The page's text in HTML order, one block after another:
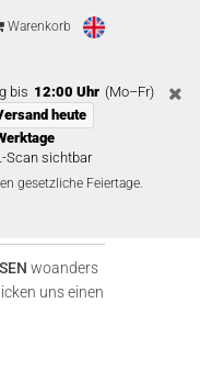
Warenkorb
bis 12:00 Uhr (Mo–Fr)
heute
Scan sichtbar
gesetzliche Feiertage.
woanders
uns einen